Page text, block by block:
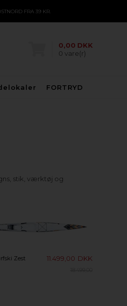
FRA 39 KR.
0,00 DKK
0 vare(r)
FORTRYD
stik, værktøj og
Zest 11.499,00 DKK